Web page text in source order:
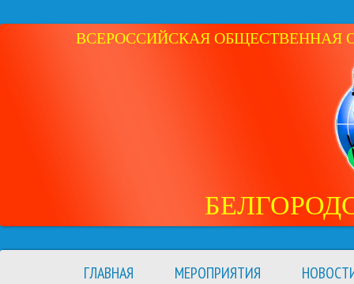
ВСЕРОССИЙСКАЯ ОБЩЕСТВЕННАЯ
ГЛАВНАЯ МЕРОПРИЯТИЯ